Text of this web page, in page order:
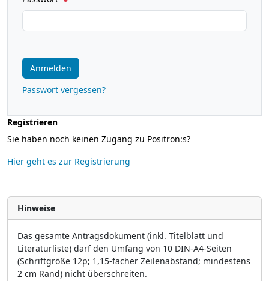
Anmelden
Passwort vergessen?
Registrieren
Sie haben noch keinen Zugang zu Positron:s?
Hier geht es zur Registrierung
Hinweise
Das gesamte Antragsdokument (inkl. Titelblatt und
Literaturliste) darf den Umfang von 10 DIN-A4-Seiten
(Schriftgröße 12p; 1,15-facher Zeilenabstand; mindestens
2 cm Rand) nicht überschreiten.